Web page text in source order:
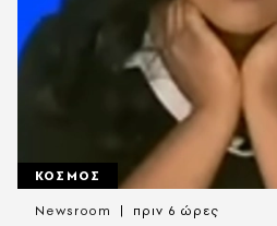
ΚΟΣΜΟΣ
Newsroom πριν 6 ώρες